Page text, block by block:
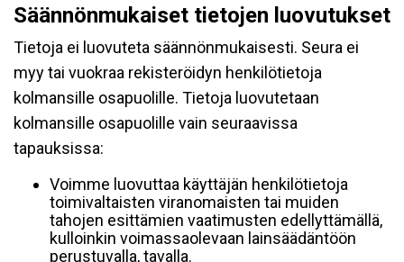
Säännönmukaiset tietojen luovutukset
Tietoja ei luovuteta säännönmukaisesti. Seura ei
myy tai vuokraa rekisteröidyn henkilötietoja
kolmansille osapuolille. Tietoja luovutetaan
kolmansille osapuolille vain seuraavissa
tapauksissa:
Voimme luovuttaa käyttäjän henkilötietoja
toimivaltaisten viranomaisten tai muiden
tahojen esittämien vaatimusten edellyttämällä,
kulloinkin voimassaolevaan lainsäädäntöön
perustuvalla, tavalla.